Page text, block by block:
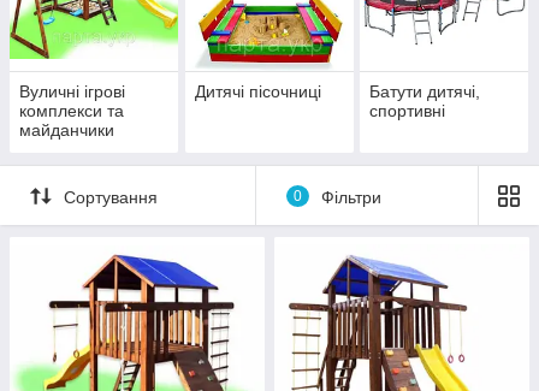
Вуличні ігрові
комплекси та
майданчики
Дитячі пісочниці
Батути дитячі,
спортивні
Сортування 0 Фільтри